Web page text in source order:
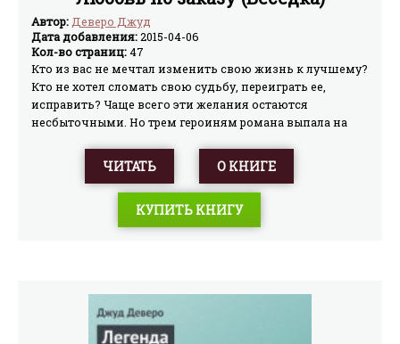
Автор:Деверо Джуд
Дата добавления:2015-04-06
Кол-во страниц:47
Кто из вас не мечтал изменить свою жизнь к лучшему?
Кто не хотел сломать свою судьбу, переиграть ее,
исправить? Чаще всего эти желания остаются
несбыточными. Но трем героиням романа выпала на
выбрать себе другую, на этот раз счастливую жизнь… И
нужно для этого было очень мало: всего-навсего найти
в своей сумке визитную карточку неизвестной мадам
ЧИТАТЬ О КНИГЕ
КУПИТЬ КНИГУ